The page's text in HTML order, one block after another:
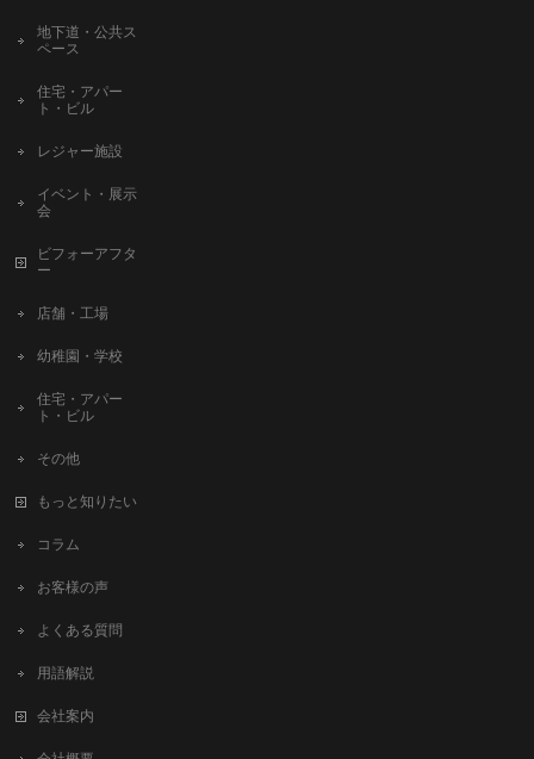
地下道・公共ス
ペース
住宅・アパー
ト・ビル
レジャー施設
イベント・展示
会
ビフォーアフタ
ー
店舗・工場
幼稚園・学校
住宅・アパー
ト・ビル
その他
もっと知りたい
コラム
お客様の声
よくある質問
用語解説
会社案内